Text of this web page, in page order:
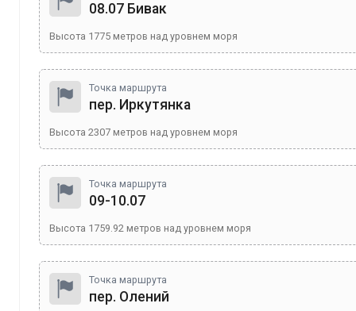
08.07 Бивак
Высота 1775 метров над уровнем моря
Точка маршрута
пер. Иркутянка
Высота 2307 метров над уровнем моря
Точка маршрута
09-10.07
Высота 1759.92 метров над уровнем моря
Точка маршрута
пер. Олений